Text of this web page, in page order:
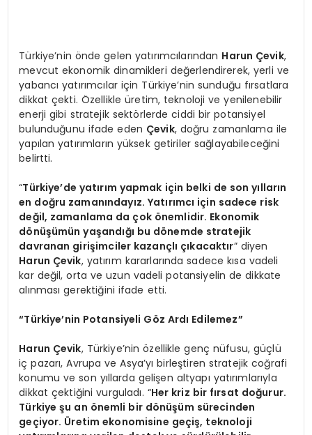
Türkiye’nin önde gelen yatırımcılarından Harun Çevik,
mevcut ekonomik dinamikleri değerlendirerek, yerli ve
yabancı yatırımcılar için Türkiye’nin sunduğu fırsatlara
dikkat çekti. Özellikle üretim, teknoloji ve yenilenebilir
enerji gibi stratejik sektörlerde ciddi bir potansiyel
bulunduğunu ifade eden Çevik, doğru zamanlama ile
yapılan yatırımların yüksek getiriler sağlayabileceğini
belirtti.
“Türkiye’de yatırım yapmak için belki de son yılların
en doğru zamanındayız. Yatırımcı için sadece risk
değil, zamanlama da çok önemlidir. Ekonomik
dönüşümün yaşandığı bu dönemde stratejik
davranan girişimciler kazançlı çıkacaktır” diyen
Harun Çevik, yatırım kararlarında sadece kısa vadeli
kar değil, orta ve uzun vadeli potansiyelin de dikkate
alınması gerektiğini ifade etti.
“Türkiye’nin Potansiyeli Göz Ardı Edilemez”
Harun Çevik, Türkiye’nin özellikle genç nüfusu, güçlü
iç pazarı, Avrupa ve Asya’yı birleştiren stratejik coğrafi
konumu ve son yıllarda gelişen altyapı yatırımlarıyla
dikkat çektiğini vurguladı. “Her kriz bir fırsat doğurur.
Türkiye şu an önemli bir dönüşüm sürecinden
geçiyor. Üretim ekonomisine geçiş, teknoloji